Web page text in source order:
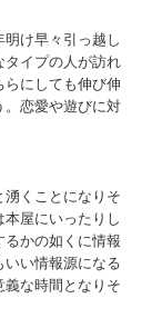
け早々引っ越し
イプの人が訪れ
にしても伸び伸
恋愛や遊びに対
くことになりそ
屋にいったりし
かの如くに情報
い情報源になる
な時間となりそ